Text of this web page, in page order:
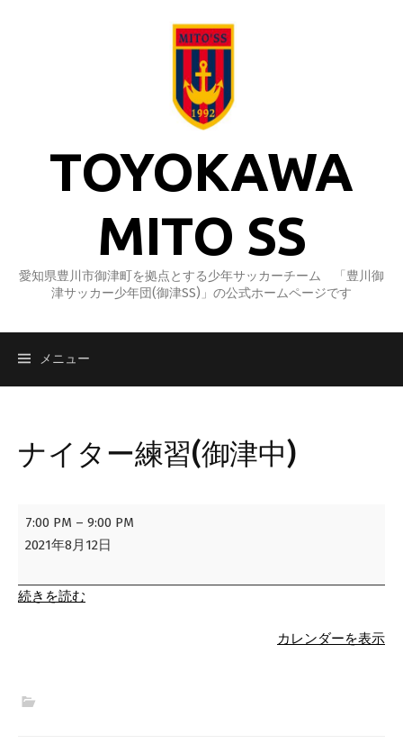
TOYOKAWA
MITO SS
愛知県豊川市御津町を拠点とする少年サッカーチーム 「豊川御
津サッカー少年団(御津SS)」の公式ホームページです
メニュー
ナイター練習(御津中)
ナ
イ
ー
練
中)
7:00 PM – 9:00 PM
2021年8月12日
続きを読む
カレンダーを表示